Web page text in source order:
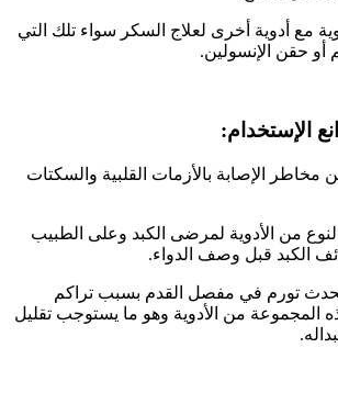
مع أدوية أخرى لعلاج السكر سواء تلك التي
حقن الإنسولين.
الإستخدام:
مخاطر الإصابة بالأزمات القلبية والسكتات
النوع من الأدوية لمرضى الكبد وعلى الطبيب
الكبد قبل وصف الدواء.
تورم في مفصل القدم بسبب تراكم
المجموعة من الأدوية وهو ما يستوجب تقليل